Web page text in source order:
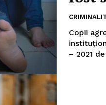
Copii
– 2021